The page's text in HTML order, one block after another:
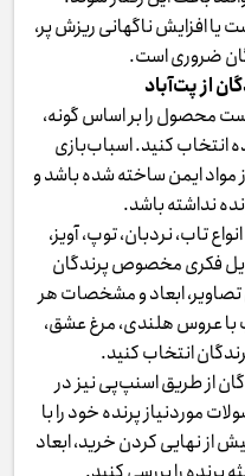
افزایش ناگهانی ریزش پر،
ضروری است.
از پت‌آباد
محصول را بر اساس گونه،
انتخاب کنید. اسباب‌بازی
مواد ایمن ساخته شده باشد و
نداشته باشد.
تاب، نردبان، توپ، آویز،
فکری مخصوص پرندگان
تصاویر، ابعاد و مشخصات هر
عروس هلندی، مرغ عشق،
انتخاب کنید.
از طریق اسنپ‌پی نیز در
موردنیاز پرنده خود را با
از نهایی کردن خرید، ابعاد